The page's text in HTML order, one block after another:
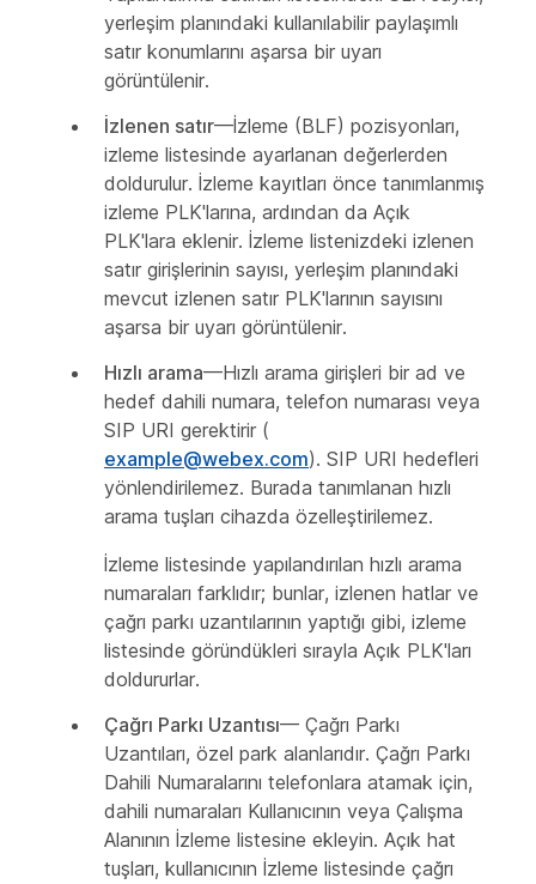
yerleşim planındaki kullanılabilir paylaşımlı
satır konumlarını aşarsa bir uyarı
görüntülenir.
İzlenen satır—İzleme (BLF) pozisyonları,
izleme listesinde ayarlanan değerlerden
doldurulur. İzleme kayıtları önce tanımlanmış
izleme PLK'larına, ardından da Açık
PLK'lara eklenir. İzleme listenizdeki izlenen
satır girişlerinin sayısı, yerleşim planındaki
mevcut izlenen satır PLK'larının sayısını
aşarsa bir uyarı görüntülenir.
Hızlı arama—Hızlı arama girişleri bir ad ve
hedef dahili numara, telefon numarası veya
SIP URI gerektirir (
example@webex.com). SIP URI hedefleri
yönlendirilemez. Burada tanımlanan hızlı
arama tuşları cihazda özelleştirilemez.
İzleme listesinde yapılandırılan hızlı arama
numaraları farklıdır; bunlar, izlenen hatlar ve
çağrı parkı uzantılarının yaptığı gibi, izleme
listesinde göründükleri sırayla Açık PLK'ları
doldururlar.
Çağrı Parkı Uzantısı— Çağrı Parkı
Uzantıları, özel park alanlarıdır. Çağrı Parkı
Dahili Numaralarını telefonlara atamak için,
dahili numaraları Kullanıcının veya Çalışma
Alanının İzleme listesine ekleyin. Açık hat
tuşları, kullanıcının İzleme listesinde çağrı